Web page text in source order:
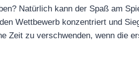
Natürlich kann der Spaß am
Wettbewerb konzentriert und
Zeit zu verschwenden, wenn die